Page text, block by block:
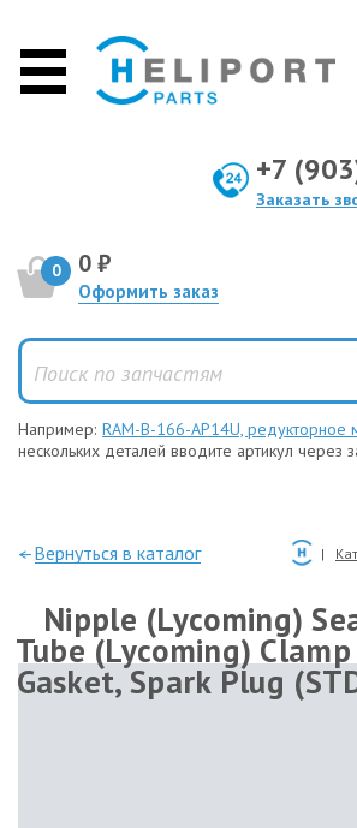
+7
Заказать
0 0 ₽
Оформить заказ
Например: RAM-B-166-AP14U, редукторное
нескольких деталей вводите артикул через
—Вернуться в каталог
Nipple (Lycoming)
Tube (Lycoming)
Gasket, Spark Plug